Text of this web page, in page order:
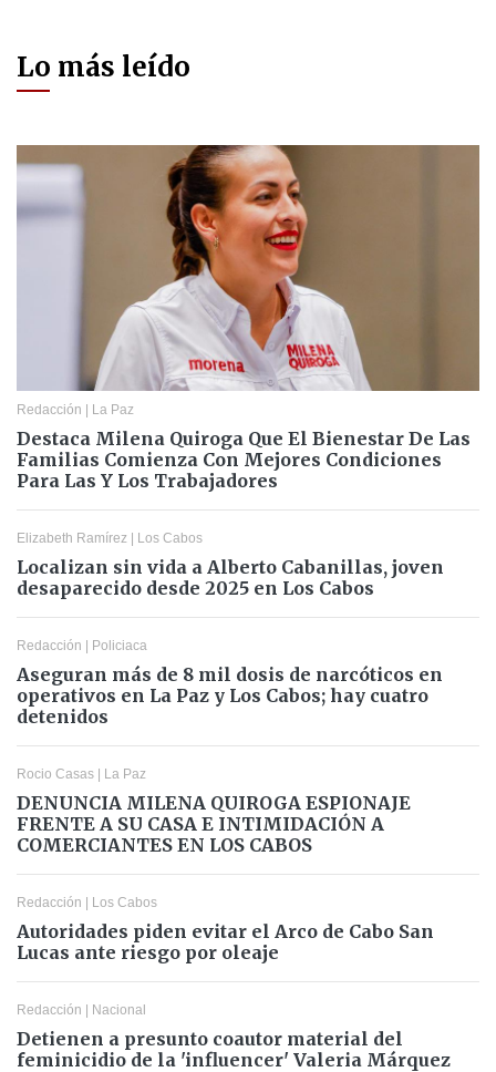
Lo más leído
Redacción | La Paz
Destaca Milena Quiroga Que El Bienestar De Las
Familias Comienza Con Mejores Condiciones
Para Las Y Los Trabajadores
Elizabeth Ramírez | Los Cabos
Localizan sin vida a Alberto Cabanillas, joven
desaparecido desde 2025 en Los Cabos
Redacción | Policiaca
Aseguran más de 8 mil dosis de narcóticos en
operativos en La Paz y Los Cabos; hay cuatro
detenidos
Rocio Casas | La Paz
DENUNCIA MILENA QUIROGA ESPIONAJE
FRENTE A SU CASA E INTIMIDACIÓN A
COMERCIANTES EN LOS CABOS
Redacción | Los Cabos
Autoridades piden evitar el Arco de Cabo San
Lucas ante riesgo por oleaje
Redacción | Nacional
Detienen a presunto coautor material del
feminicidio de la 'influencer' Valeria Márquez